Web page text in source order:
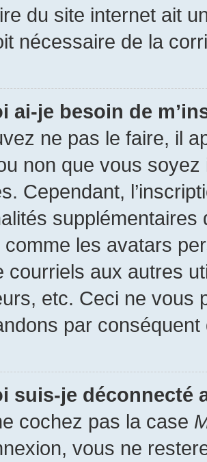
du site internet ait
nécessaire de la
ai-je besoin de
ne pas le faire, il
non que vous
Cependant,
les avatars
courriels aux autres
etc. Ceci ne vous
par conséquent
suis-je déconnecté
cochez pas la case
vous ne